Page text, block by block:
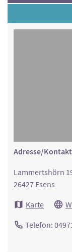
Adresse/
Lammertshörn
26427 Esens
Karte
Telefon: